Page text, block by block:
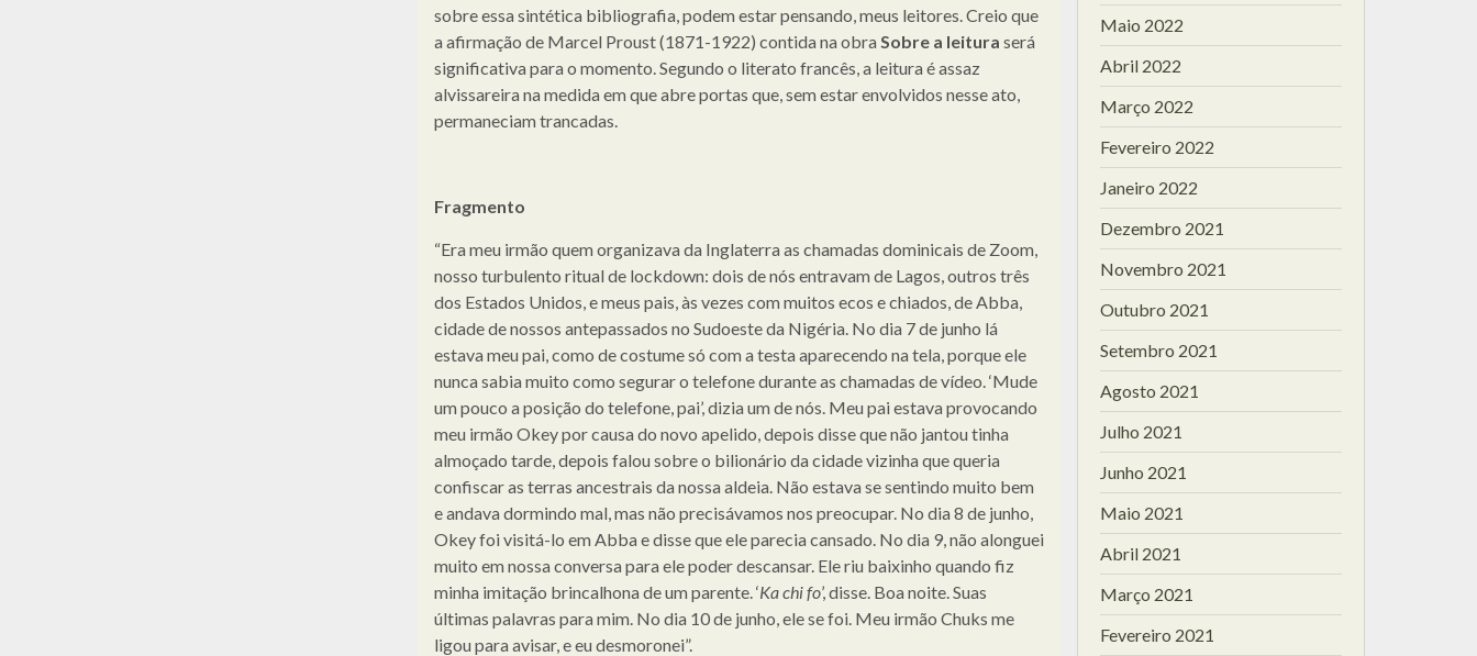
sobre essa sintética bibliografia, podem estar pensando, meus leitores. Creio que
a afirmação de Marcel Proust (1871-1922) contida na obra Sobre a leitura será
significativa para o momento. Segundo o literato francês, a leitura é assaz
alvissareira na medida em que abre portas que, sem estar envolvidos nesse ato,
permaneciam trancadas.
Fragmento
“Era meu irmão quem organizava da Inglaterra as chamadas dominicais de Zoom,
nosso turbulento ritual de lockdown: dois de nós entravam de Lagos, outros três
dos Estados Unidos, e meus pais, às vezes com muitos ecos e chiados, de Abba,
cidade de nossos antepassados no Sudoeste da Nigéria. No dia 7 de junho lá
estava meu pai, como de costume só com a testa aparecendo na tela, porque ele
nunca sabia muito como segurar o telefone durante as chamadas de vídeo. ‘Mude
um pouco a posição do telefone, pai’, dizia um de nós. Meu pai estava provocando
meu irmão Okey por causa do novo apelido, depois disse que não jantou tinha
almoçado tarde, depois falou sobre o bilionário da cidade vizinha que queria
confiscar as terras ancestrais da nossa aldeia. Não estava se sentindo muito bem
e andava dormindo mal, mas não precisávamos nos preocupar. No dia 8 de junho,
Okey foi visitá-lo em Abba e disse que ele parecia cansado. No dia 9, não alonguei
muito em nossa conversa para ele poder descansar. Ele riu baixinho quando fiz
minha imitação brincalhona de um parente. ‘Ka chi fo’, disse. Boa noite. Suas
últimas palavras para mim. No dia 10 de junho, ele se foi. Meu irmão Chuks me
ligou para avisar, e eu desmoronei”.
Maio 2022
Abril 2022
Março 2022
Fevereiro 2022
Janeiro 2022
Dezembro 2021
Novembro 2021
Outubro 2021
Setembro 2021
Agosto 2021
Julho 2021
Junho 2021
Maio 2021
Abril 2021
Março 2021
Fevereiro 2021